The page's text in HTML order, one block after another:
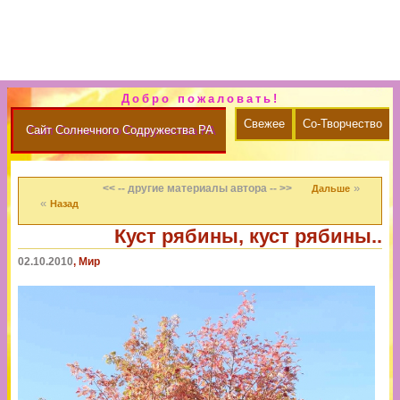
Добро пожаловать!
Сайт Солнечного Содружества РА Свежее Со-Творчество
« Назад
<< -- другие материалы автора -- >> Дальше »
Куст рябины, куст рябины..
02.10.2010, Мир